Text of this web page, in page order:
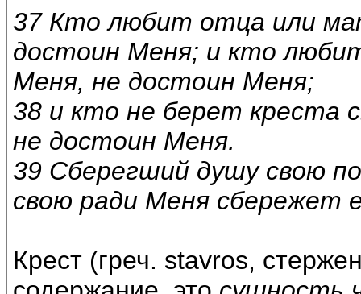
37 Кто любит отца или
достоин Меня; и кто
Меня, не достоин Меня;
38 и кто не берет креста
не достоин Меня.
39 Сберегший душу свою
свою ради Меня сбережет
Крест (греч. stavros,